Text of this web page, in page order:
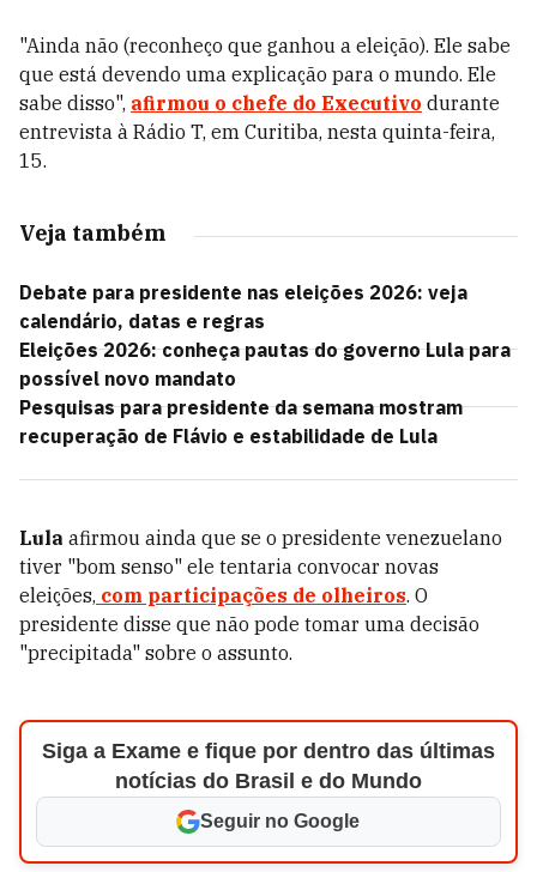
"Ainda não (reconheço que ganhou a eleição). Ele sabe
que está devendo uma explicação para o mundo. Ele
sabe disso", afirmou o chefe do Executivo durante
entrevista à Rádio T, em Curitiba, nesta quinta-feira,
15.
Veja também
Debate para presidente nas eleições 2026: veja
calendário, datas e regras
Eleições 2026: conheça pautas do governo Lula para
possível novo mandato
Pesquisas para presidente da semana mostram
recuperação de Flávio e estabilidade de Lula
Lula afirmou ainda que se o presidente venezuelano
tiver "bom senso" ele tentaria convocar novas
eleições, com participações de olheiros. O
presidente disse que não pode tomar uma decisão
"precipitada" sobre o assunto.
Siga a Exame e fique por dentro das últimas
notícias do Brasil e do Mundo
Seguir no Google